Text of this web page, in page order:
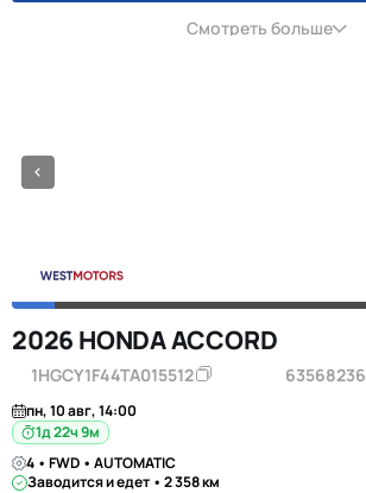
Смотреть больше
2026 HONDA ACCORD
1HGCY1F44TA015512 63568236
пн, 10 авг, 14:00
1д 22ч 9м
4 • FWD • AUTOMATIC
Заводится и едет • 2 358 км